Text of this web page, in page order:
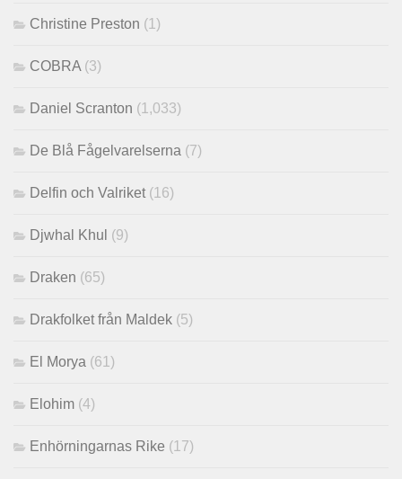
Christine Preston (1)
COBRA (3)
Daniel Scranton (1,033)
De Blå Fågelvarelserna (7)
Delfin och Valriket (16)
Djwhal Khul (9)
Draken (65)
Drakfolket från Maldek (5)
El Morya (61)
Elohim (4)
Enhörningarnas Rike (17)